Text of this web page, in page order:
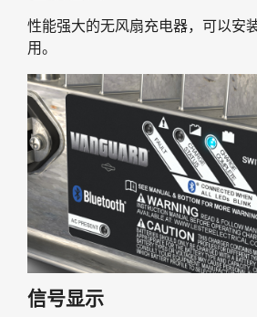
性能强大的无风扇充电器，可以安
用。
信号显示